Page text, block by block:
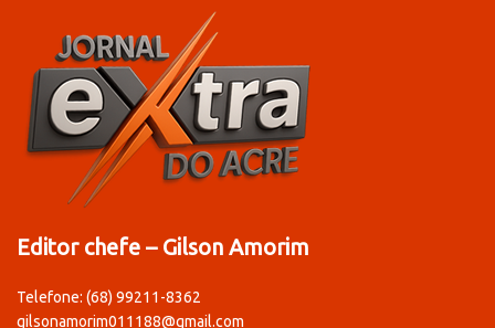
Editor chefe – Gilson Amorim
Telefone: (68) 99211-8362
gilsonamorim011188@gmail.com